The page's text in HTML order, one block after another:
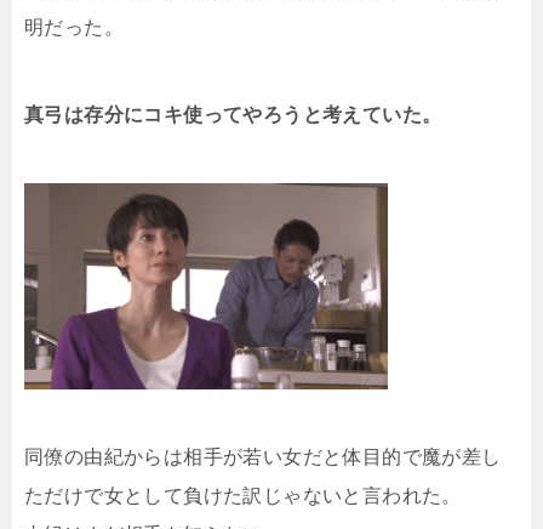
明だった。
真弓は存分にコキ使ってやろうと考えていた。
同僚の由紀からは相手が若い女だと体目的で魔が差し
ただけで女として負けた訳じゃないと言われた。